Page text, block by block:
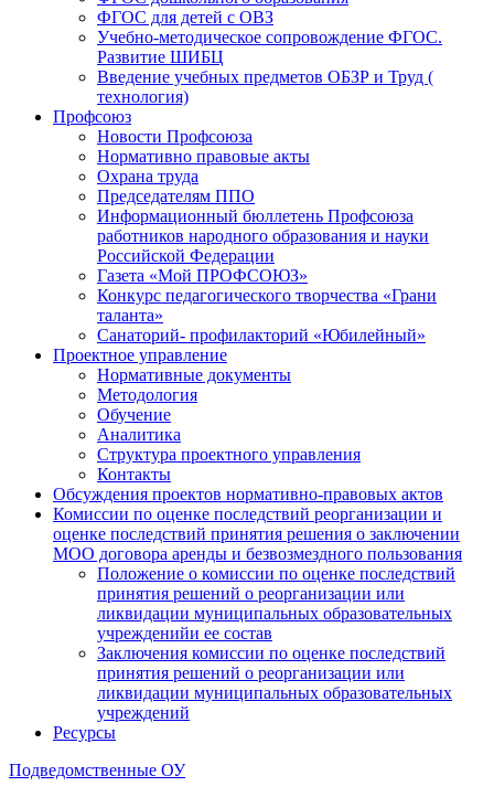
ФГОС для детей с ОВЗ
Учебно-методическое сопровождение ФГОС.
Развитие ШИБЦ
Введение учебных предметов ОБЗР и Труд (
технология)
Профсоюз
Новости Профсоюза
Нормативно правовые акты
Охрана труда
Председателям ППО
Информационный бюллетень Профсоюза
работников народного образования и науки
Российской Федерации
Газета «Мой ПРОФСОЮЗ»
Конкурс педагогического творчества «Грани
таланта»
Санаторий- профилакторий «Юбилейный»
Проектное управление
Нормативные документы
Методология
Обучение
Аналитика
Структура проектного управления
Контакты
Обсуждения проектов нормативно-правовых актов
Комиссии по оценке последствий реорганизации и
оценке последствий принятия решения о заключении
МОО договора аренды и безвозмездного пользования
Положение о комиссии по оценке последствий
принятия решений о реорганизации или
ликвидации муниципальных образовательных
учрежденийи ее состав
Заключения комиссии по оценке последствий
принятия решений о реорганизации или
ликвидации муниципальных образовательных
учреждений
Ресурсы
Подведомственные ОУ